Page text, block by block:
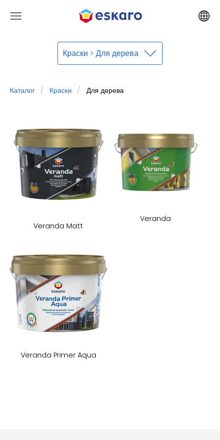
Краски > Для дерева
Каталог Краски Для дерева
Veranda Matt
Veranda
Veranda Primer Aqua